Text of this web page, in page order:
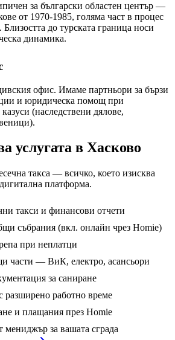
за български областен център —
от 1970-1985, голяма част в процес
до турската граница носи
динамика.
офис. Имаме партньори за бързи
и юридическа помощ при
(наследствени дялове,
услугата в Хасково
такса — всичко, което изисква
платформа.
такси и финансови отчети
събрания (вкл. онлайн чрез Homie)
при неплатци
части — ВиК, електро, асансьори
за саниране
разширено работно време
и плащания през Homie
мениджър за вашата сграда